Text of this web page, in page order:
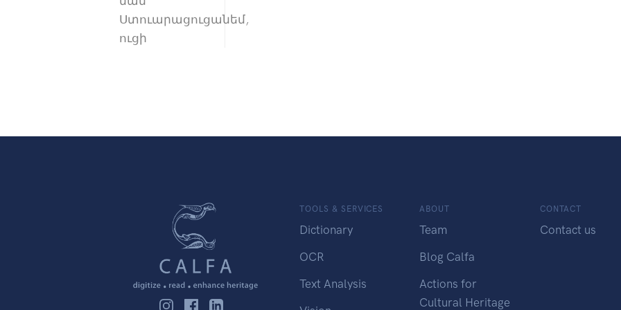
Ստուարացուցանեմ,
ուցի
TOOLS & SERVICES
Dictionary
OCR
Text Analysis
ABOUT
Team
Blog Calfa
Actions for
Cultural Heritage
CONTACT
Contact us